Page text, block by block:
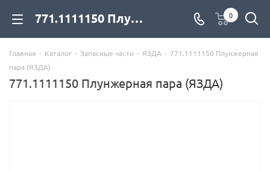
771.1111150 Плунжерная пара (ЯЗДА) для дизельных двигателей купить со склада с доставкой по цене официального дилера - компания Дизель Экспорт 0
Главная - Каталог - Запасные части - ЯЗДА - 771.1111150 Плунжерная
пара (ЯЗДА)
771.1111150 Плунжерная пара (ЯЗДА)